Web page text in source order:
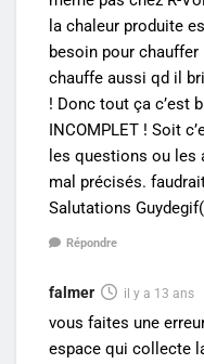
la chaleur produite
besoin pour chauffer
chauffe aussi qd il
! Donc tout ça c’est
INCOMPLET ! Soit
les questions ou les
mal précisés.
Salutations
Répondre
falmer il y a 13 ans
vous faites une
espace qui collecte